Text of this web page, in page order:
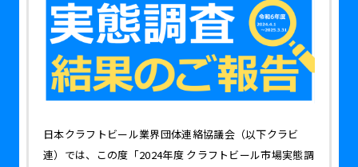
日本クラフトビール業界団体連絡協議会（以下クラビ
連）では、この度「2024年度 クラフトビール市場実態調